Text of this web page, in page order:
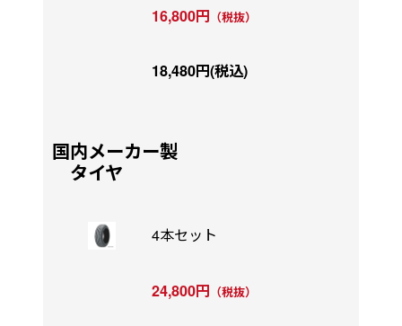
16,800円 （税抜）
18,480円(税込)
国内メーカー製
タイヤ
4本セット
24,800円 （税抜）